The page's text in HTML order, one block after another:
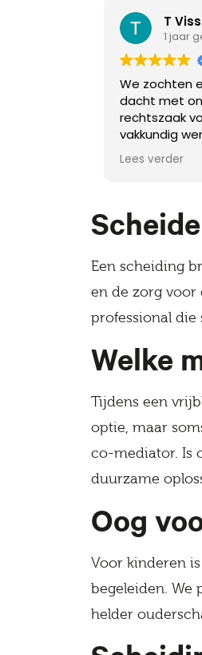
T
1 jaar
We zochten
dacht met
rechtszaak
vakkundig
aanrader als
met je mee
Lees verder
Een scheiding
en de zorg voor
professional
Welke
Tijdens een
optie, maar
co-mediator. Is
duurzame
Oog
Voor kinderen
begeleiden. We
helder